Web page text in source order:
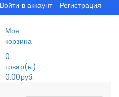
Войти в аккаунт Регистрация
Моя
корзина
0
товар(ы)
0.00руб.